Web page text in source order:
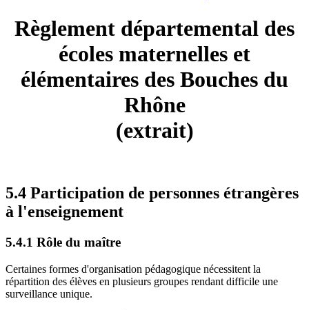
Règlement départemental des
écoles maternelles et
élémentaires des Bouches du
Rhône
(extrait)
5.4 Participation de personnes étrangères
à l'enseignement
5.4.1 Rôle du maître
Certaines formes d'organisation pédagogique nécessitent la
répartition des élèves en plusieurs groupes rendant difficile une
surveillance unique.